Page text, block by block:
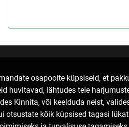
osapoolte küpsiseid, et
huvitavad, lähtudes teie
Kinnita, või keelduda neist,
otsustate kõik küpsised tagasi
Jälgi meid